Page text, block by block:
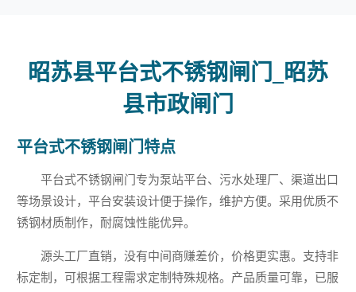
昭苏县平台式不锈钢闸门_昭苏
县市政闸门
平台式不锈钢闸门特点
平台式不锈钢闸门专为泵站平台、污水处理厂、渠道出口
等场景设计，平台安装设计便于操作，维护方便。采用优质不
锈钢材质制作，耐腐蚀性能优异。
源头工厂直销，没有中间商赚差价，价格更实惠。支持非
标定制，可根据工程需求定制特殊规格。产品质量可靠，已服